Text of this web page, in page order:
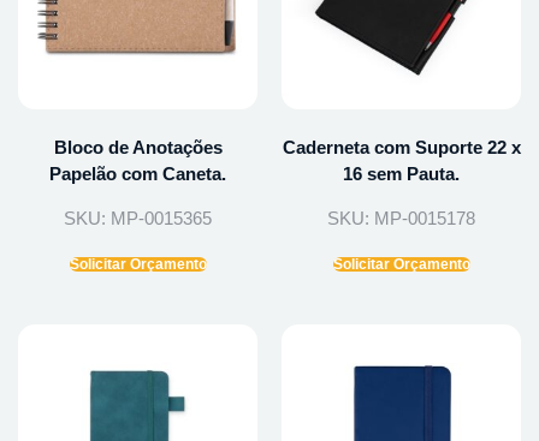
Bloco de Anotações
Papelão com Caneta.
SKU: MP-0015365
Solicitar Orçamento
Caderneta com Suporte 22 x
16 sem Pauta.
SKU: MP-0015178
Solicitar Orçamento